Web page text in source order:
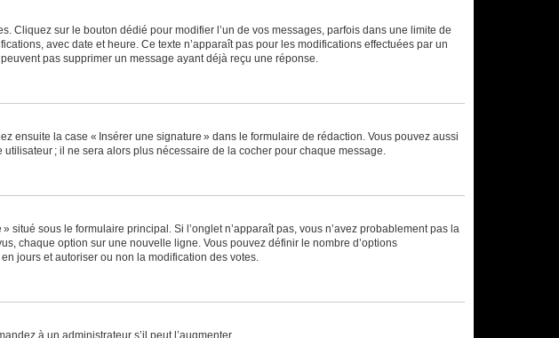
Cliquez sur le bouton dédié pour modifier l’un de vos messages, parfois dans une limite de
avec date et heure. Ce texte n’apparaît pas pour les modifications effectuées par un
pas supprimer un message ayant déjà reçu une réponse.
ensuite la case « Insérer une signature » dans le formulaire de rédaction. Vous pouvez aussi
; il ne sera alors plus nécessaire de la cocher pour chaque message.
sous le formulaire principal. Si l’onglet n’apparaît pas, vous n’avez probablement pas la
chaque option sur une nouvelle ligne. Vous pouvez définir le nombre d’options
jours et autoriser ou non la modification des votes.
à un administrateur s’il peut l’augmenter.